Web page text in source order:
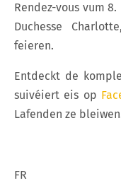
Rendez-vous vum
Duchesse
feieren.
Entdeckt de
suivéiert eis op
Lafenden ze
FR